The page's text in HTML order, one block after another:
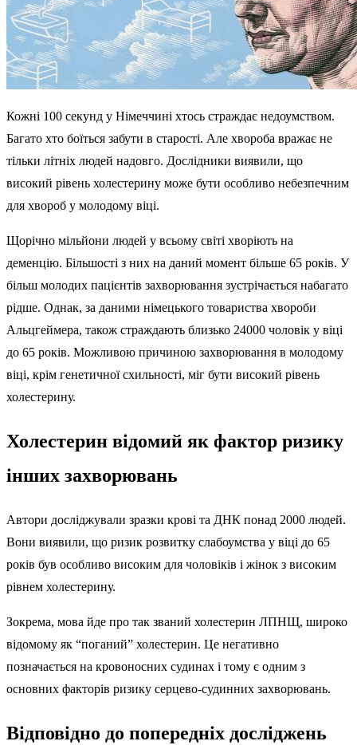
Кожні 100 секунд у Німеччині хтось страждає недоумством.
Багато хто боїться забути в старості. Але хвороба вражає не
тільки літніх людей надовго. Дослідники виявили, що
високий рівень холестерину може бути особливо небезпечним
для хвороб у молодому віці.
Щорічно мільйони людей у всьому світі хворіють на
деменцію. Більшості з них на даний момент більше 65 років. У
більш молодих пацієнтів захворювання зустрічається набагато
рідше. Однак, за даними німецького товариства хвороби
Альцгеймера, також страждають близько 24000 чоловік у віці
до 65 років. Можливою причиною захворювання в молодому
віці, крім генетичної схильності, міг бути високий рівень
холестерину.
Холестерин відомий як фактор ризику
інших захворювань
Автори досліджували зразки крові та ДНК понад 2000 людей.
Вони виявили, що ризик розвитку слабоумства у віці до 65
років був особливо високим для чоловіків і жінок з високим
рівнем холестерину.
Зокрема, мова йде про так званий холестерин ЛПНЩ, широко
відомому як “поганий” холестерин. Це негативно
позначається на кровоносних судинах і тому є одним з
основних факторів ризику серцево-судинних захворювань.
Відповідно до попередніх досліджень